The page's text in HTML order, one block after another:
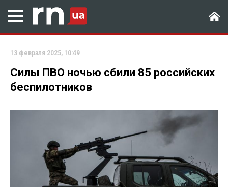
13 февраля 2025, 10:49
Силы ПВО ночью сбили 85 российских
беспилотников